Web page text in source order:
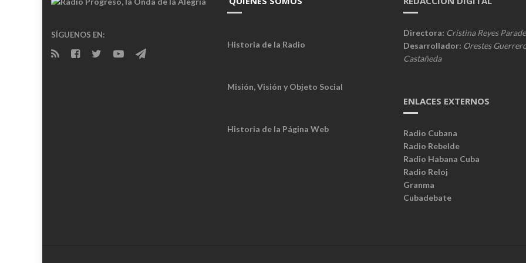
SÍGUENOS EN:
Historia de la Radio
Misión, Visión y Objeto Social
Historia de la Página Web
Directora: Cristina Reyes
Desarrollador: Orestes
Castañeda
ENLACES EXTERNOS
Radio Cubana
Radio Rebelde
Radio Habana Cuba
Radio Reloj
Granma
Cubadebate